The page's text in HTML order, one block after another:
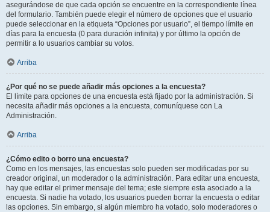
asegurándose de que cada opción se encuentre en la correspondiente línea
del formulario. También puede elegir el número de opciones que el usuario
puede seleccionar en la etiqueta “Opciones por usuario”, el tiempo límite en
días para la encuesta (0 para duración infinita) y por último la opción de
permitir a lo usuarios cambiar su votos.
Arriba
¿Por qué no se puede añadir más opciones a la encuesta?
El límite para opciones de una encuesta está fijado por la administración. Si
necesita añadir más opciones a la encuesta, comuníquese con La
Administración.
Arriba
¿Cómo edito o borro una encuesta?
Como en los mensajes, las encuestas solo pueden ser modificadas por su
creador original, un moderador o la administración. Para editar una encuesta,
hay que editar el primer mensaje del tema; este siempre esta asociado a la
encuesta. Si nadie ha votado, los usuarios pueden borrar la encuesta o editar
las opciones. Sin embargo, si algún miembro ha votado, solo moderadores o